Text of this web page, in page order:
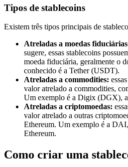
Tipos de stablecoins
Existem três tipos principais de
Atreladas a moedas
sugere, essas stablecoins
moeda fiduciária, geralmente o
conhecido é a Tether (USDT).
Atreladas a commodities:
valor atrelado a commodities,
Um exemplo é a Digix (DGX),
Atreladas a criptomoedas:
valor atrelado a outras
Ethereum. Um exemplo é a
Ethereum.
Como criar uma